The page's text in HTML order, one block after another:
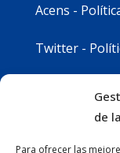
de
Para ofrecer las
Acens -
Twitter -
Instagram -